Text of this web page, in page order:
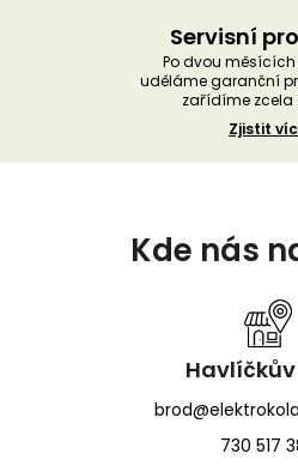
Servisní
Po dvou
uděláme garanční
zařídíme zcela
Zjistit
Kde nás
730 517